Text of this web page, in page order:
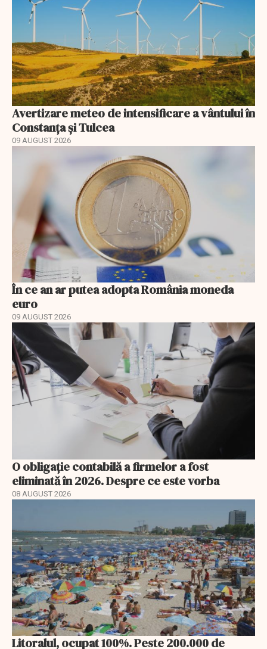
Avertizare meteo de intensificare a vântului în
Constanța și Tulcea
09 AUGUST 2026
În ce an ar putea adopta România moneda
euro
09 AUGUST 2026
O obligație contabilă a firmelor a fost
eliminată în 2026. Despre ce este vorba
08 AUGUST 2026
Litoralul, ocupat 100%. Peste 200.000 de